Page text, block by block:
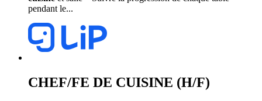
pendant le...
CHEF/FE DE CUISINE (H/F)